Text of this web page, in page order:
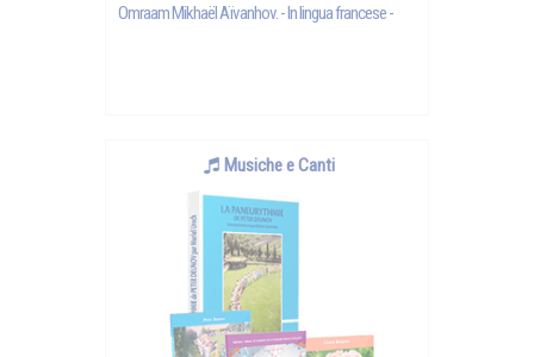
Omraam Mikhaël Aïvanhov. - In lingua francese -
Musiche e Canti